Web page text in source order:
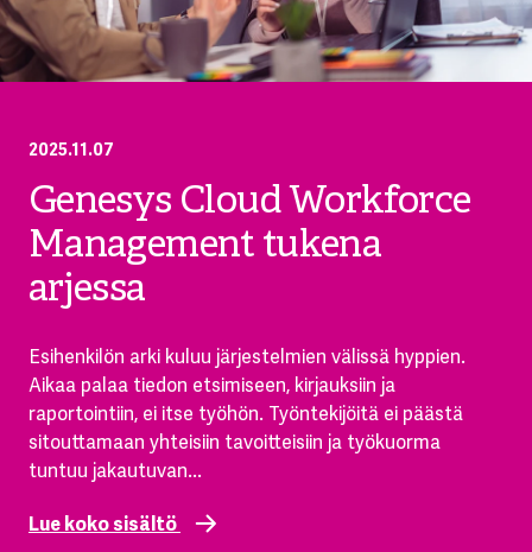
2025.11.07
Genesys Cloud Workforce
Management tukena
arjessa
Esihenkilön arki kuluu järjestelmien välissä hyppien.
Aikaa palaa tiedon etsimiseen, kirjauksiin ja
raportointiin, ei itse työhön. Työntekijöitä ei päästä
sitouttamaan yhteisiin tavoitteisiin ja työkuorma
tuntuu jakautuvan...
Lue koko sisältö